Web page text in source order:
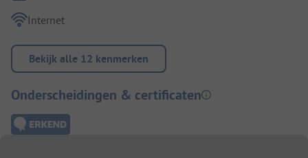
Internet
Bekijk alle 12 kenmerken
Onderscheidingen & certificaten